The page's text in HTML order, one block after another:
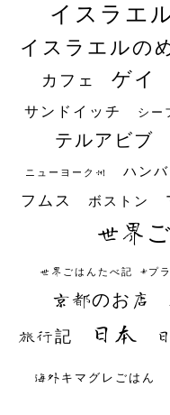
イスラエ
イスラエルの
カフェ ゲイ
サンドイッチ シー
テルアビブ
ニューヨーク州 ハン
フムス ボストン
世界
世界ごはんたべ記 #プ
京都のお店
旅行記 日本
海外キマグレごはん